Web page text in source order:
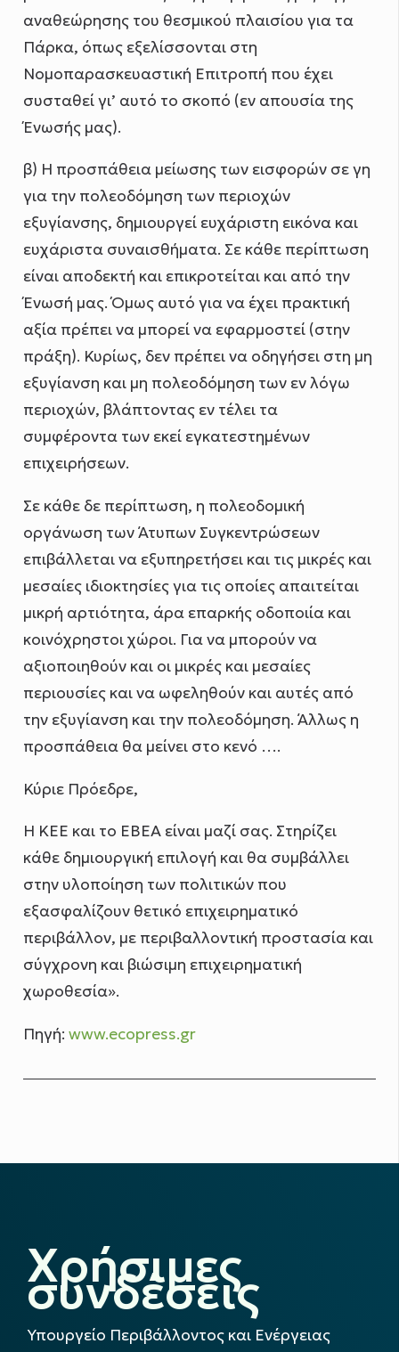
αναθεώρησης του θεσμικού πλαισίου για τα
Πάρκα, όπως εξελίσσονται στη
Νομοπαρασκευαστική Επιτροπή που έχει
συσταθεί γι’ αυτό το σκοπό (εν απουσία της
Ένωσής μας).
β) Η προσπάθεια μείωσης των εισφορών σε γη
για την πολεοδόμηση των περιοχών
εξυγίανσης, δημιουργεί ευχάριστη εικόνα και
ευχάριστα συναισθήματα. Σε κάθε περίπτωση
είναι αποδεκτή και επικροτείται και από την
Ένωσή μας. Όμως αυτό για να έχει πρακτική
αξία πρέπει να μπορεί να εφαρμοστεί (στην
πράξη). Κυρίως, δεν πρέπει να οδηγήσει στη μη
εξυγίανση και μη πολεοδόμηση των εν λόγω
περιοχών, βλάπτοντας εν τέλει τα
συμφέροντα των εκεί εγκατεστημένων
επιχειρήσεων.
Σε κάθε δε περίπτωση, η πολεοδομική
οργάνωση των Άτυπων Συγκεντρώσεων
επιβάλλεται να εξυπηρετήσει και τις μικρές και
μεσαίες ιδιοκτησίες για τις οποίες απαιτείται
μικρή αρτιότητα, άρα επαρκής οδοποιία και
κοινόχρηστοι χώροι. Για να μπορούν να
αξιοποιηθούν και οι μικρές και μεσαίες
περιουσίες και να ωφεληθούν και αυτές από
την εξυγίανση και την πολεοδόμηση. Άλλως η
προσπάθεια θα μείνει στο κενό ….
Κύριε Πρόεδρε,
Η ΚΕΕ και το ΕΒΕΑ είναι μαζί σας. Στηρίζει
κάθε δημιουργική επιλογή και θα συμβάλλει
στην υλοποίηση των πολιτικών που
εξασφαλίζουν θετικό επιχειρηματικό
περιβάλλον, με περιβαλλοντική προστασία και
σύγχρονη και βιώσιμη επιχειρηματική
χωροθεσία».
Πηγή:www.ecopress.gr
Χρήσιμες
συνδέσεις
Υπουργείο Περιβάλλοντος και Ενέργειας